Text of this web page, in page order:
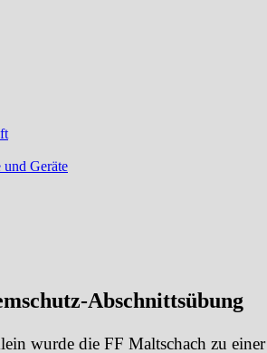
und Geräte
Abschnittsübung
wurde die FF Maltschach zu